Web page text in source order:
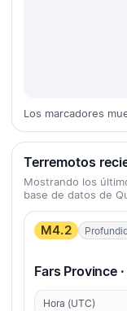
Los marcadores
Terremotos
Mostrando los
base de datos de
M4.2
Fars Province
Hora (UTC)